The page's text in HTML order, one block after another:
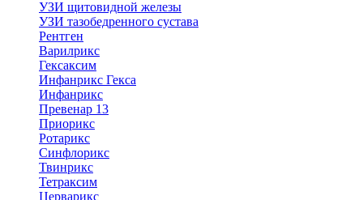
УЗИ щитовидной железы
УЗИ тазобедренного сустава
Рентген
Варилрикс
Гексаксим
Инфанрикс Гекса
Инфанрикс
Превенар 13
Приорикс
Ротарикс
Синфлорикс
Твинрикс
Тетраксим
Церварикс